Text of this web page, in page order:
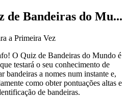
de Bandeiras do Mu...
a Primeira Vez
O Quiz de Bandeiras do Mundo é
testará o seu conhecimento de
bandeiras a nomes num instante e,
como obter pontuações altas e
de bandeiras.